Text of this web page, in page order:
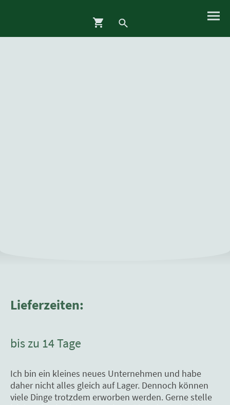
Lieferzeiten:
bis zu 14 Tage
Ich bin ein kleines neues Unternehmen und habe
daher nicht alles gleich auf Lager. Dennoch können
viele Dinge trotzdem erworben werden. Gerne stelle